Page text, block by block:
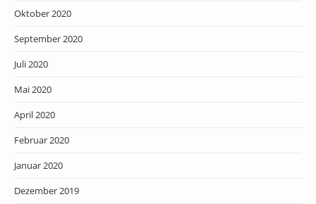
Oktober 2020
September 2020
Juli 2020
Mai 2020
April 2020
Februar 2020
Januar 2020
Dezember 2019